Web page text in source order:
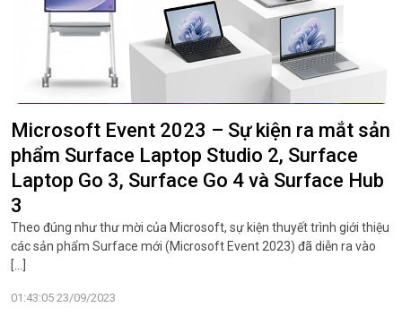
Microsoft Event 2023 – Sự kiện ra mắt sản
phẩm Surface Laptop Studio 2, Surface
Laptop Go 3, Surface Go 4 và Surface Hub
3
Theo đúng như thư mời của Microsoft, sự kiện thuyết trình giới thiệu
các sản phẩm Surface mới (Microsoft Event 2023) đã diễn ra vào
[…]
01:43:05 23/09/2023